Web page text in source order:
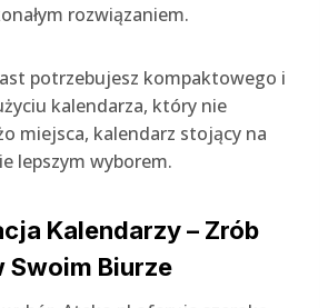
rozwiązaniem.
potrzebujesz kompaktowego i
kalendarza, który nie
miejsca, kalendarz stojący na
lepszym wyborem.
Kalendarzy – Zrób
Swoim Biurze